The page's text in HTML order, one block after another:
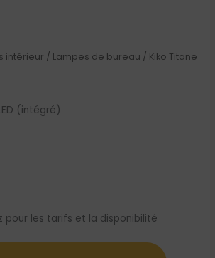
intérieur / Lampes de bureau / Kiko Titane
(intégré)
pour les tarifs et la disponibilité